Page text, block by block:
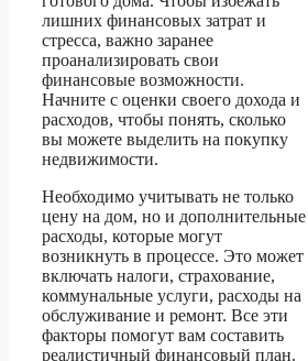
лишних финансовых затрат и
стресса, важно заранее
проанализировать свои
финансовые возможности.
Начните с оценки своего дохода и
расходов, чтобы понять, сколько
вы можете выделить на покупку
недвижимости.
Необходимо учитывать не только
цену на дом, но и дополнительные
расходы, которые могут
возникнуть в процессе. Это может
включать налоги, страхование,
коммунальные услуги, расходы на
обслуживание и ремонт. Все эти
факторы помогут вам составить
реалистичный финансовый план.